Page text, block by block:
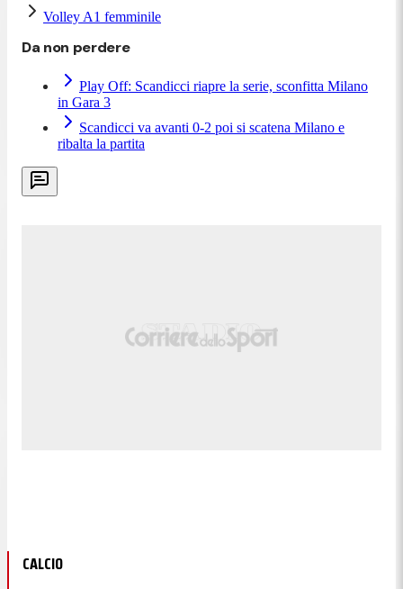
Volley A1 femminile
Da non perdere
Play Off: Scandicci riapre la serie, sconfitta Milano
in Gara 3
Scandicci va avanti 0-2 poi si scatena Milano e
ribalta la partita
CALCIO